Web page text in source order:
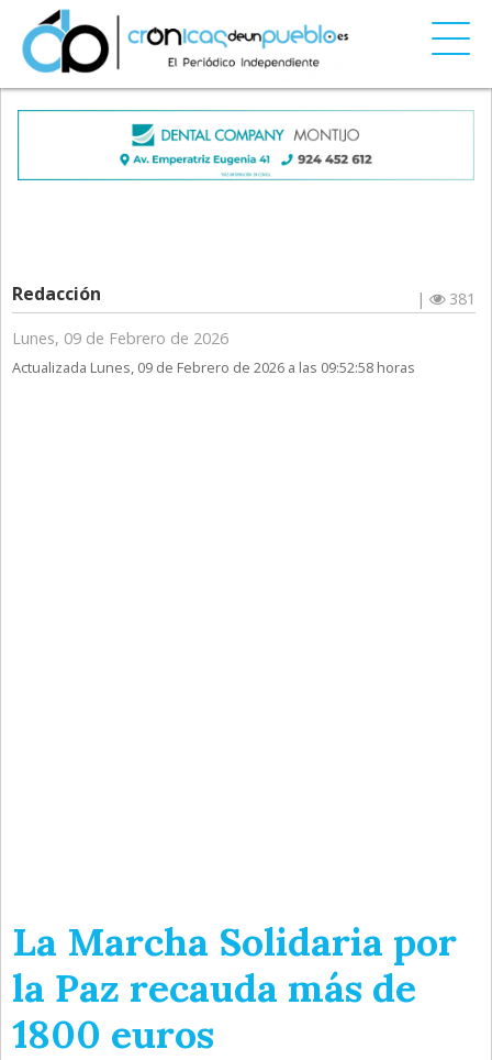
Redacción |
381
Lunes, 09 de Febrero de 2026
Actualizada Lunes, 09 de Febrero de 2026 a las 09:52:58 horas
La Marcha Solidaria por
la Paz recauda más de
1800 euros